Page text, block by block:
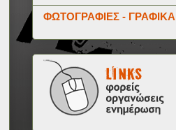
ΦΩΤΟΓΡΑΦΙΕΣ - ΓΡΑΦΙΚΑ